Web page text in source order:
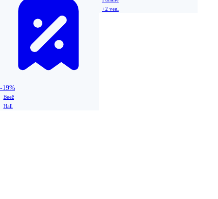
-19%
Beež
Hall
+2 veel